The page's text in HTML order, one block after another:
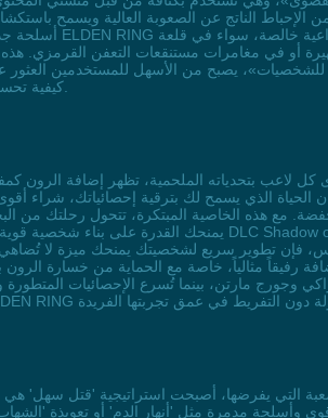
أو في مغامرات مستنقعات التعفن القرمزي. هذه
الحياة الذي يسمح لك بترقية إحصائياتك، شراء
مع هذه الخاصية المبتكرة، تتحول رحلتك
رفيقاً مثالياً، خاصة مع الحماية من خسارة
وجورج مارتن، بينما تُسرع الإحصائيات
وأسلحة مدمرة مثل 'أنهار الدم' أو تعويذة